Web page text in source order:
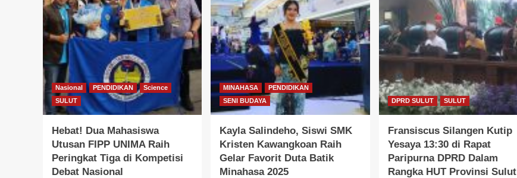
Nasional PENDIDIKAN
Science
SULUT
Hebat! Dua Mahasiswa
Utusan FIPP UNIMA Raih
Peringkat Tiga di Kompetisi
Debat Nasional
MINAHASA
PENDIDIKAN
SENI BUDAYA
Kayla Salindeho, Siswi SMK
Kristen Kawangkoan Raih
Gelar Favorit Duta Batik
Minahasa 2025
DPRD SULUT SULUT
Fransiscus Silangen Kutip
Yesaya 13:30 di Rapat
Paripurna DPRD Dalam
Rangka HUT Provinsi Sulut